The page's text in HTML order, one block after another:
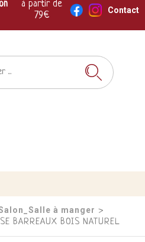
à partir de
79€
Contact
à manger ›
BARREAUX BOIS NATUREL